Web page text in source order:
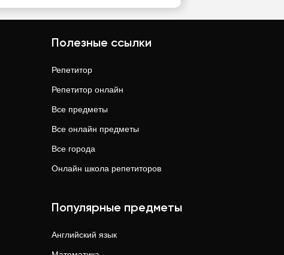
Полезные ссылки
Репетитор
Репетитор онлайн
Все предметы
Все онлайн предметы
Все города
Онлайн школа репетиторов
Популярные предметы
Английский язык